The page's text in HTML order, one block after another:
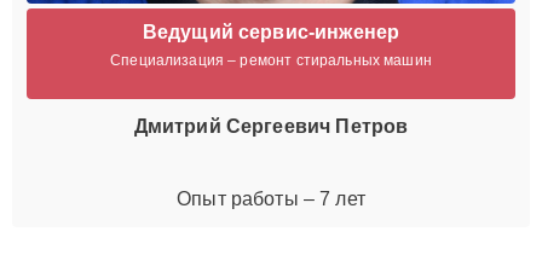
Ведущий сервис-инженер
Специализация – ремонт стиральных машин
Дмитрий Сергеевич Петров
Опыт работы – 7 лет